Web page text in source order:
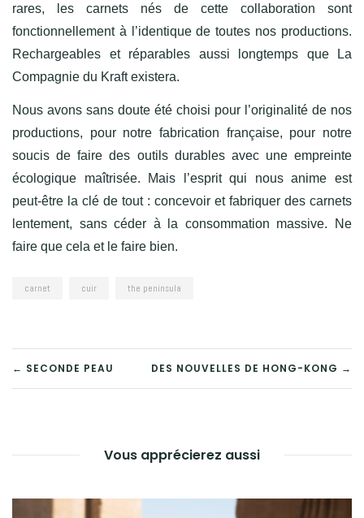
rares, les carnets nés de cette collaboration sont
fonctionnellement à l’identique de toutes nos productions.
Rechargeables et réparables aussi longtemps que La
Compagnie du Kraft existera.
Nous avons sans doute été choisi pour l’originalité de nos
productions, pour notre fabrication française, pour notre
soucis de faire des outils durables avec une empreinte
écologique maîtrisée. Mais l’esprit qui nous anime est
peut-être la clé de tout : concevoir et fabriquer des carnets
lentement, sans céder à la consommation massive. Ne
faire que cela et le faire bien.
carnet cuir the peninsula
NAVIGATION
L’ARTICLE
← SECONDE PEAU DES NOUVELLES DE HONG-KONG →
Vous apprécierez aussi